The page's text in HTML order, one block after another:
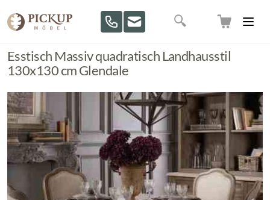
Suche
Esstisch Massiv quadratisch Landhausstil
130x130 cm Glendale